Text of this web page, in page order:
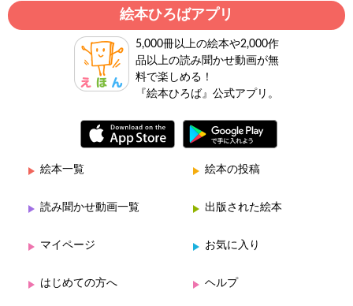
絵本ひろばアプリ
5,000冊以上の絵本や2,000作
品以上の読み聞かせ動画が無
料で楽しめる！
『絵本ひろば』公式アプリ。
絵本一覧 絵本の投稿
読み聞かせ動画一覧 出版された絵本
マイページ お気に入り
はじめての方へ ヘルプ